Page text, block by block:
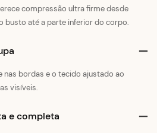
compressão ultra firme desde
busto até a parte inferior do corpo.
nas bordas e o tecido ajustado ao
visíveis.
e completa